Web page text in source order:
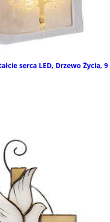
serca LED, Drzewo Życia, 9